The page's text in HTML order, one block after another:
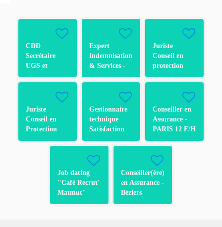
CDD
Secrétaire
UGS et
Expert
Indemnisation
& Services -
Juriste
Conseil en
protection
Juriste
Conseil en
Protection
- CDI - Rouen
Gestionnaire
technique
Satisfaction
Conseiller en
Assurance -
PARIS 12 F/H
Job dating
"Café Recrut'
Matmut"
Conseiller(ère)
en Assurance -
Béziers